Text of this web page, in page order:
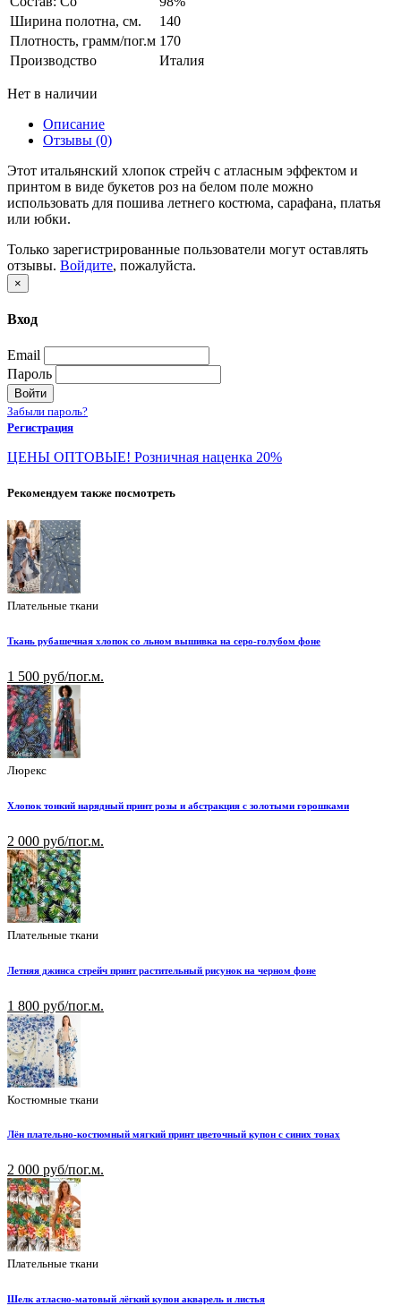
Ширина полотна, см.
140
Плотность, грамм/пог.м 170
Производство
Италия
Нет в наличии
Описание
Отзывы (0)
Этот итальянский хлопок стрейч с атласным эффектом и
принтом в виде букетов роз на белом поле можно
использовать для пошива летнего костюма, сарафана, платья
или юбки.
Только зарегистрированные пользователи могут оставлять
отзывы. Войдите, пожалуйста.
×
Вход
Email
Пароль
Войти
Забыли пароль?
Регистрация
ЦЕНЫ ОПТОВЫЕ! Розничная наценка 20%
Рекомендуем также посмотреть
Плательные ткани
Ткань рубашечная хлопок со льном вышивка на серо-голубом фоне
1 500 руб/пог.м.
Люрекс
Хлопок тонкий нарядный принт розы и абстракция с золотыми горошками
2 000 руб/пог.м.
Плательные ткани
Летняя джинса стрейч принт растительный рисунок на черном фоне
1 800 руб/пог.м.
Костюмные ткани
Лён плательно-костюмный мягкий принт цветочный купон с синих тонах
2 000 руб/пог.м.
Плательные ткани
Шелк атласно-матовый лёгкий купон акварель и листья